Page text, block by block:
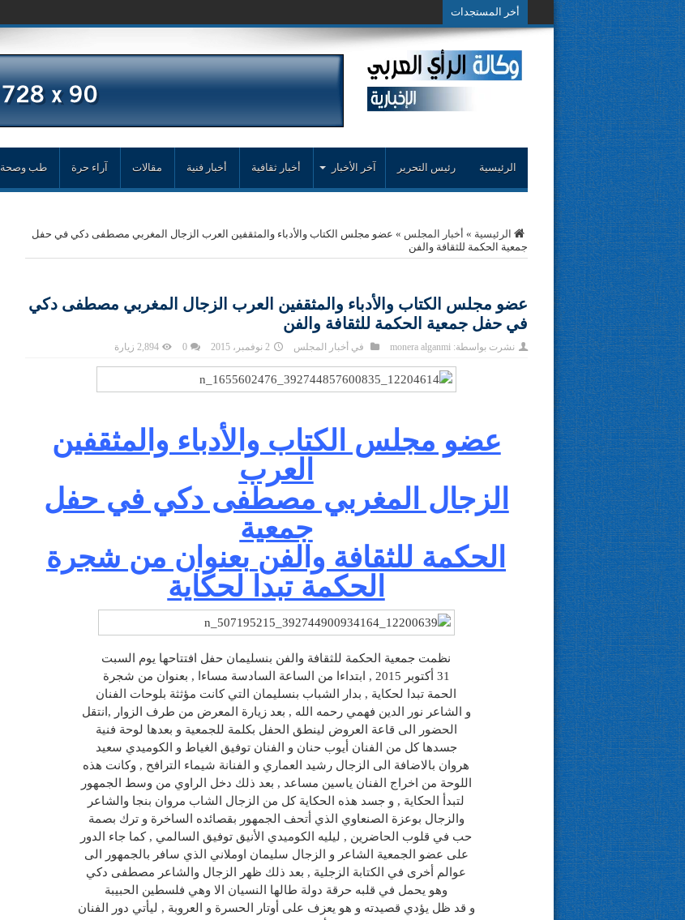
أخر المستجدات
الرئيسية رئيس التحرير آخر الأخبار أخبار ثقافية أخبار فنية مقالات آراء حرة طب وصحة
الرئيسية » أخبار المجلس » عضو مجلس الكتاب والأدباء والمثقفين العرب الزجال المغربي مصطفى دكي في حفل
جمعية الحكمة للثقافة والفن
عضو مجلس الكتاب والأدباء والمثقفين العرب الزجال المغربي مصطفى دكي
في حفل جمعية الحكمة للثقافة والفن
نشرت بواسطة:monera alganmi في أخبار المجلس 2 نوفمبر، 2015 0 2,894 زيارة
عضو مجلس الكتاب والأدباء والمثقفين
العرب
الزجال المغربي مصطفى دكي في حفل
جمعية
الحكمة للثقافة والفن بعنوان من شجرة
الحكمة تبدا لحكاية
نظمت جمعية الحكمة للثقافة والفن بنسليمان حفل افتتاحها يوم السبت
31 أكتوبر 2015 , ابتداءا من الساعة السادسة مساءا , بعنوان من شجرة
الحمة تبدا لحكاية , بدار الشباب بنسليمان التي كانت مؤثثة بلوحات الفنان
و الشاعر نور الدين فهمي رحمه الله , بعد زيارة المعرض من طرف الزوار ,انتقل
الحضور الى قاعة العروض لينطق الحفل بكلمة للجمعية و بعدها لوحة فنية
جسدها كل من الفنان أيوب حنان و الفنان توفيق الغياط و الكوميدي سعيد
هروان بالاضافة الى الزجال رشيد العماري و الفنانة شيماء الترافح , وكانت هذه
اللوحة من اخراج الفنان ياسين مساعد , بعد ذلك دخل الراوي من وسط الجمهور
لتبدأ الحكاية , و جسد هذه الحكاية كل من الزجال الشاب مروان بنجا والشاعر
والزجال بوعزة الصنعاوي الذي أتحف الجمهور بقصائده الساخرة و ترك بصمة
حب في قلوب الحاضرين , ليليه الكوميدي الأنيق توفيق السالمي , كما جاء الدور
على عضو الجمعية الشاعر و الزجال سليمان اوملاني الذي سافر بالجمهور الى
عوالم أخرى في الكتابة الزجلية , بعد ذلك ظهر الزجال والشاعر مصطفى دكي
وهو يحمل في قلبه حرقة دولة طالها النسيان الا وهي فلسطين الحبيبة
و قد ظل يؤدي قصيدته و هو يعزف على أوتار الحسرة و العروبة , ليأتي دور الفنان